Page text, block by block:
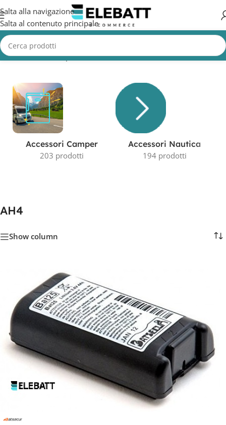
Salta alla navigazione
Salta al contenuto principale
Home/Prodotto Capacità in AH/AH4 Visualizzazione del risultato
Accessori Camper
203 prodotti
Accessori Nautica
194 prodotti
AH4
Show column